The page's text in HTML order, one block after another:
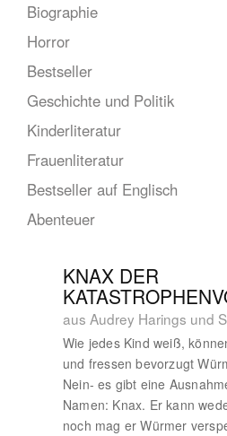
Biographie
Horror
Bestseller
Geschichte und Politik
Kinderliteratur
Frauenliteratur
Bestseller auf Englisch
Abenteuer
KNAX DER
aus Audrey Harings und
Wie jedes Kind weiß,
und fressen bevorzugt
Nein- es gibt eine
Namen: Knax. Er kann
noch mag er Würmer